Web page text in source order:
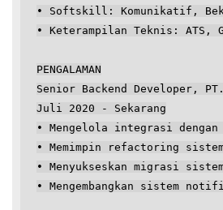
• Softskill: Komunikatif,
• Keterampilan Teknis: ATS,
PENGALAMAN
Senior Backend Developer,
Juli 2020 - Sekarang
• Mengelola integrasi
• Memimpin refactoring
• Menyukseskan migrasi
• Mengembangkan sistem